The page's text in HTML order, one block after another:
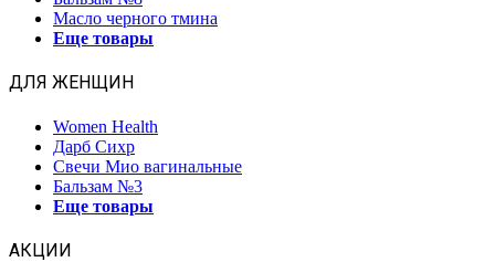
Масло черного тмина
Еще товары
ДЛЯ ЖЕНЩИН
Women Health
Дарб Сихр
Свечи Мио вагинальные
Бальзам №3
Еще товары
АКЦИИ